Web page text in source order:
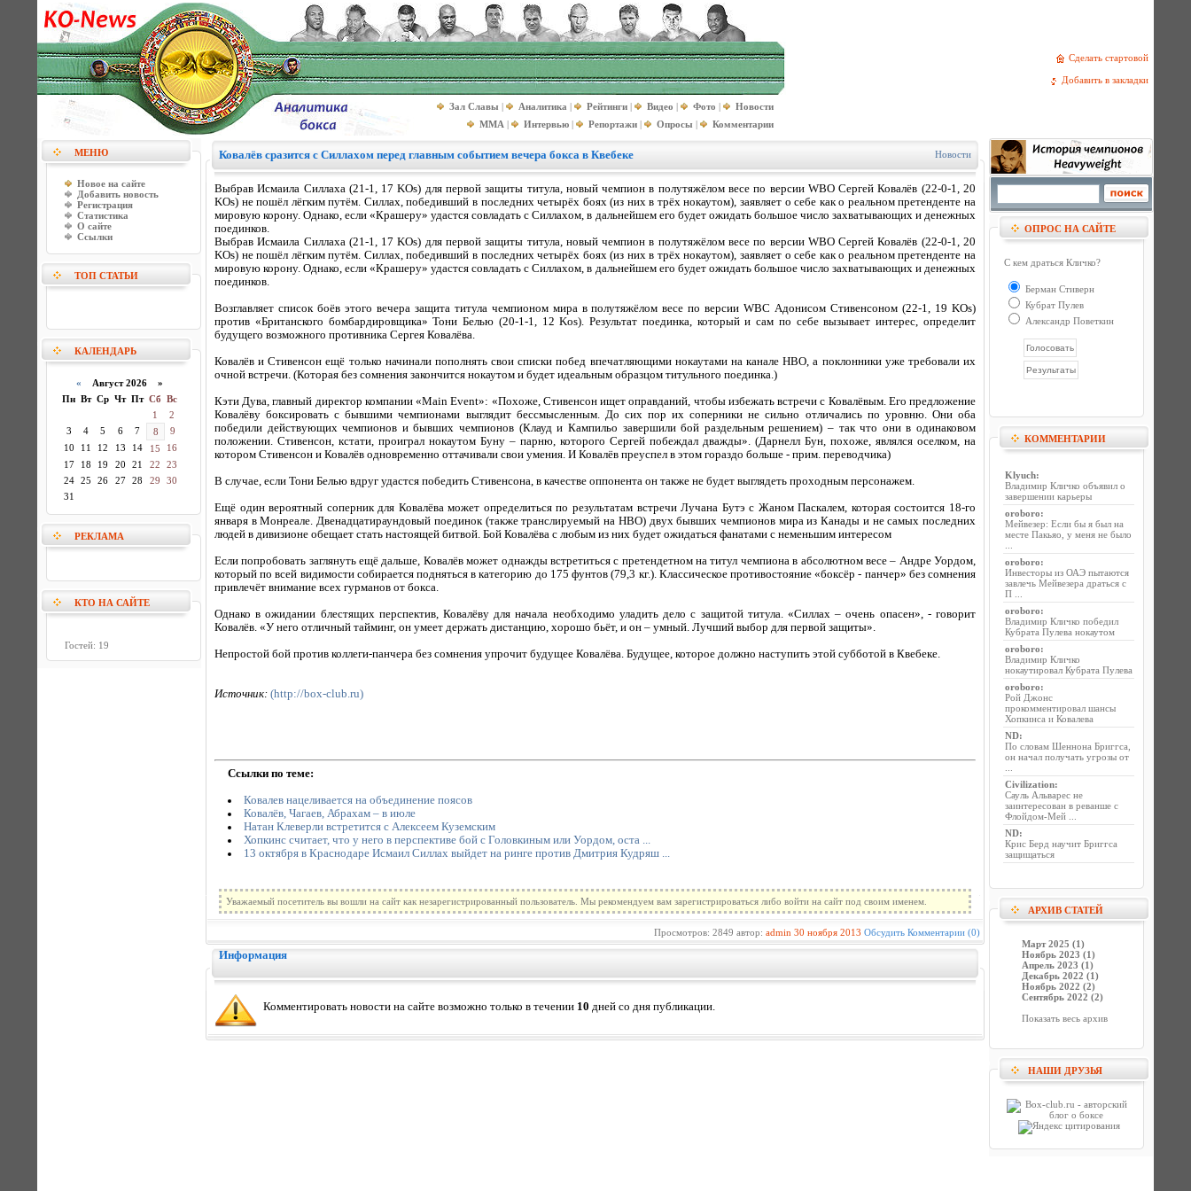
Сделать стартовой
Добавить в закладки
Зал Славы | Аналитика | Рейтинги | Видео | Фото |
Новости
MMA | Интервью | Репортажи | Опросы | Комментарии
МЕНЮ
Новое на сайте
Добавить новость
Регистрация
Статистика
О сайте
Ссылки
ТОП СТАТЬИ
КАЛЕНДАРЬ
« Август 2026 »
Пн Вт Ср Чт Пт Сб Вс
1
2
3
4 5 6 7 8
9
10
11 12 13 14 15
16
17
18 19 20 21 22
23
24
25 26 27 28 29
30
31
РЕКЛАМА
КТО НА САЙТЕ
Гостей: 19
Ковалёв сразится с Силлахом перед главным событием вечера бокса в Квебеке Новости
Выбрав Исмаила Силлаха (21-1, 17 KOs) для первой защиты титула, новый чемпион в полутяжёлом весе по версии WBO Сергей Ковалёв (22-0-1, 20
KOs) не пошёл лёгким путём. Силлах, победивший в последних четырёх боях (из них в трёх нокаутом), заявляет о себе как о реальном претенденте на
мировую корону. Однако, если «Крашеру» удастся совладать с Силлахом, в дальнейшем его будет ожидать большое число захватывающих и денежных
поединков.
Выбрав Исмаила Силлаха (21-1, 17 KOs) для первой защиты титула, новый чемпион в полутяжёлом весе по версии WBO Сергей Ковалёв (22-0-1, 20
KOs) не пошёл лёгким путём. Силлах, победивший в последних четырёх боях (из них в трёх нокаутом), заявляет о себе как о реальном претенденте на
мировую корону. Однако, если «Крашеру» удастся совладать с Силлахом, в дальнейшем его будет ожидать большое число захватывающих и денежных
поединков.
Возглавляет список боёв этого вечера защита титула чемпионом мира в полутяжёлом весе по версии WBC Адонисом Стивенсоном (22-1, 19 KOs)
против «Британского бомбардировщика» Тони Белью (20-1-1, 12 Kos). Результат поединка, который и сам по себе вызывает интерес, определит
будущего возможного противника Сергея Ковалёва.
Ковалёв и Стивенсон ещё только начинали пополнять свои списки побед впечатляющими нокаутами на канале HBO, а поклонники уже требовали их
очной встречи. (Которая без сомнения закончится нокаутом и будет идеальным образцом титульного поединка.)
Кэти Дува, главный директор компании «Main Event»: «Похоже, Стивенсон ищет оправданий, чтобы избежать встречи с Ковалёвым. Его предложение
Ковалёву боксировать с бывшими чемпионами выглядит бессмысленным. До сих пор их соперники не сильно отличались по уровню. Они оба
победили действующих чемпионов и бывших чемпионов (Клауд и Кампильо завершили бой раздельным решением) – так что они в одинаковом
положении. Стивенсон, кстати, проиграл нокаутом Буну – парню, которого Сергей побеждал дважды». (Дарнелл Бун, похоже, являлся оселком, на
котором Стивенсон и Ковалёв одновременно оттачивали свои умения. И Ковалёв преуспел в этом гораздо больше - прим. переводчика)
В случае, если Тони Белью вдруг удастся победить Стивенсона, в качестве оппонента он также не будет выглядеть проходным персонажем.
Ещё один вероятный соперник для Ковалёва может определиться по результатам встречи Лучана Бутэ с Жаном Паскалем, которая состоится 18-го
января в Монреале. Двенадцатираундовый поединок (также транслируемый на HBO) двух бывших чемпионов мира из Канады и не самых последних
людей в дивизионе обещает стать настоящей битвой. Бой Ковалёва с любым из них будет ожидаться фанатами с неменьшим интересом
Если попробовать заглянуть ещё дальше, Ковалёв может однажды встретиться с претендетном на титул чемпиона в абсолютном весе – Андре Уордом,
который по всей видимости собирается подняться в категорию до 175 фунтов (79,3 кг.). Классическое противостояние «боксёр - панчер» без сомнения
привлечёт внимание всех гурманов от бокса.
Однако в ожидании блестящих перспектив, Ковалёву для начала необходимо уладить дело с защитой титула. «Силлах – очень опасен», - говорит
Ковалёв. «У него отличный тайминг, он умеет держать дистанцию, хорошо бьёт, и он – умный. Лучший выбор для первой защиты».
Непростой бой против коллеги-панчера без сомнения упрочит будущее Ковалёва. Будущее, которое должно наступить этой субботой в Квебеке.
Источник: (http://box-club.ru)
Ссылки по теме:
Ковалев нацеливается на объединение поясов
Ковалёв, Чагаев, Абрахам – в июле
Натан Клеверли встретится с Алексеем Куземским
Хопкинс считает, что у него в перспективе бой с Головкиным или Уордом, оста ...
13 октября в Краснодаре Исмаил Силлах выйдет на ринге против Дмитрия Кудряш ...
Уважаемый посетитель вы вошли на сайт как незарегистрированный пользователь. Мы рекомендуем вам зарегистрироваться либо войти на сайт под своим именем.
Просмотров: 2849 автор: admin 30 ноября 2013 Обсудить Комментарии (0)
Информация
Комментировать новости на сайте возможно только в течении 10 дней со дня публикации.
ОПРОС НА САЙТЕ
С кем драться Кличко?
Берман Стиверн
Кубрат Пулев
Александр Поветкин
КОММЕНТАРИИ
Klyuch:
Владимир Кличко объявил о
завершении карьеры
oroboro:
Мейвезер: Если бы я был на
месте Пакьяо, у меня не было
oroboro:
Инвесторы из ОАЭ пытаются
завлечь Мейвезера драться с
П ...
oroboro:
Владимир Кличко победил
Кубрата Пулева нокаутом
oroboro:
Владимир Кличко
нокаутировал Кубрата Пулева
oroboro:
Рой Джонс
прокомментировал шансы
Хопкинса и Ковалева
ND:
По словам Шеннона Бриггса,
он начал получать угрозы от
Civilization:
Сауль Альварес не
заинтересован в реванше с
Флойдом-Мей ...
ND:
Крис Берд научит Бриггса
защищаться
АРХИВ СТАТЕЙ
Март 2025 (1)
Ноябрь 2023 (1)
Апрель 2023 (1)
Декабрь 2022 (1)
Ноябрь 2022 (2)
Сентябрь 2022 (2)
Показать весь архив
НАШИ ДРУЗЬЯ